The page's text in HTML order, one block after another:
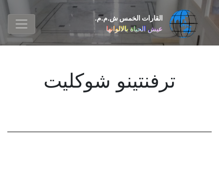
القارات الخمس ش.م.م.
عيش الحياة بالالوانها
ترفنتینو شوکلیت